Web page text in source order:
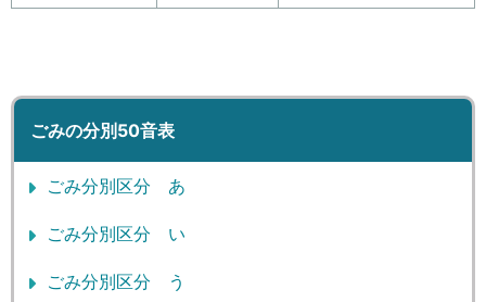
ごみの分別50音表
ごみ分別区分 あ
ごみ分別区分 い
ごみ分別区分 う